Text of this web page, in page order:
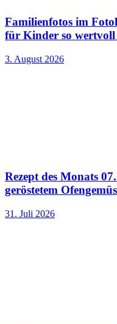
Familienfotos im
für Kinder so wertvoll
3. August 2026
Rezept des Monats
geröstetem
31. Juli 2026